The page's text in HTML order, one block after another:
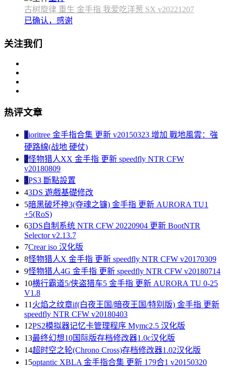
古树旋律 重生 金手指 我爱吃洋葱 SX v20221207
已确认，感谢
关注我们
热评文章
1ioritree 金手指合集 更新 v20150323 增加 戰地風雲：強
硬路線(战地 硬仗)
2怪物猎人XX 金手指 更新 speedfly NTR CFW
v20180809
3PS3 斷點設置
43DS 遊戲基礎修改
5暗黑破坏神3(夺魂之镰) 金手指 更新 AURORA TU1
+5(RoS)
63DS自制系统 NTR CFW 20220904 更新 BootNTR
Selector v2.13.7
7Crear iso 汉化版
8怪物猎人X 金手指 更新 speedfly NTR CFW v20170309
9怪物猎人4G 金手指 更新 speedfly NTR CFW v20180714
10横行霸道5/侠盗猎车5 金手指 更新 AURORA TU 0-25
V1.8
11 火焰之纹章if(白夜王国/暗夜王国/特别版) 金手指 更新
speedfly NTR CFW v20180403
12PS2模拟器记忆卡管理程序 Mymc2.5 汉化版
13最终幻想10国际版存档修改器1.0c汉化版
14超时空之轮(Chrono Cross)存档修改器1.02汉化版
15optantic XBLA 金手指合集 更新 179合1 v20150320